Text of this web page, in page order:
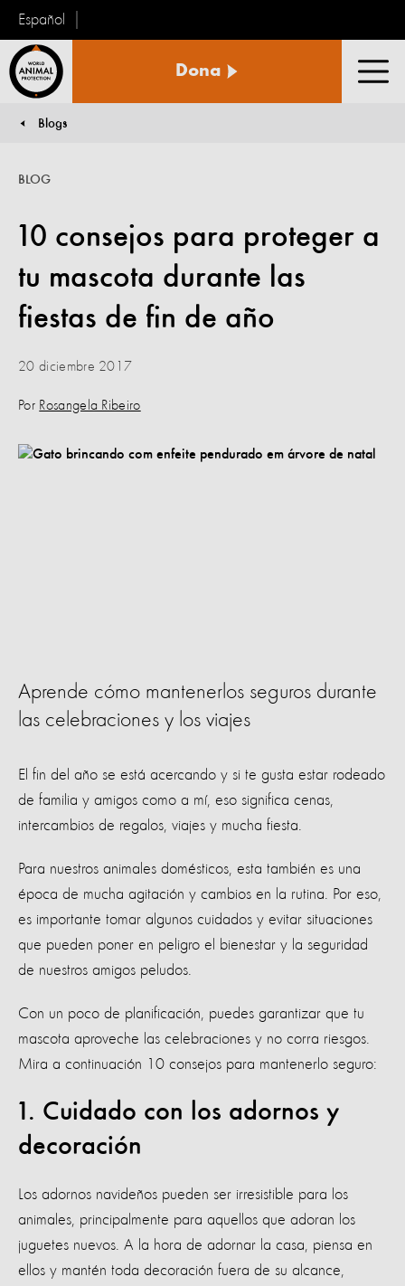
Español
Animal
Dona
You are here:
Blogs
10 consejos para proteger a
tu mascota durante las
fiestas de fin de año
BLOG
20 diciembre 2017
Por Rosangela Ribeiro
Aprende cómo mantenerlos seguros durante
las celebraciones y los viajes
El fin del año se está acercando y si te gusta estar rodeado
de familia y amigos como a mí, eso significa cenas,
intercambios de regalos, viajes y mucha fiesta.
Para nuestros animales domésticos, esta también es una
época de mucha agitación y cambios en la rutina. Por eso,
es importante tomar algunos cuidados y evitar situaciones
que pueden poner en peligro el bienestar y la seguridad
de nuestros amigos peludos.
Con un poco de planificación, puedes garantizar que tu
mascota aproveche las celebraciones y no corra riesgos.
Mira a continuación 10 consejos para mantenerlo seguro:
1. Cuidado con los adornos y
decoración
Los adornos navideños pueden ser irresistible para los
animales, principalmente para aquellos que adoran los
juguetes nuevos. A la hora de adornar la casa, piensa en
ellos y mantén toda decoración fuera de su alcance,